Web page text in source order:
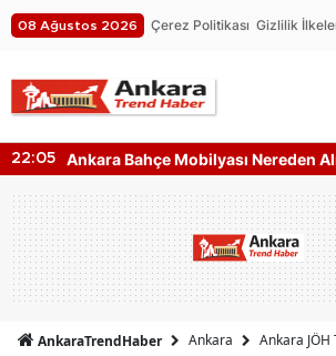
08 Ağustos 2026 Çerez Politikası Gizlilik
22:05
Ankara Bahçe Mobilyası Nereden
AnkaraTrendHaber Ankara Ankara